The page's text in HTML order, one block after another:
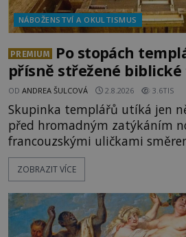
NÁBOŽENSTVÍ A OKULTISMUS
PREMIUM
Po stopách
přísně střežené
OD ANDREA ŠULCOVÁ 2.8.2026 3.6TIS
Skupinka templářů utíká jen
před hromadným zatýkáním
francouzskými uličkami
přístavu. Jeden z nich má přes
tajemným obsahem. Kapitán lodi už na ně čeká.
vyplouváme,“ sdělí jim. „Kam
kapitáne?“ zeptá se ho jeden z
ZOBRAZIT VÍCE